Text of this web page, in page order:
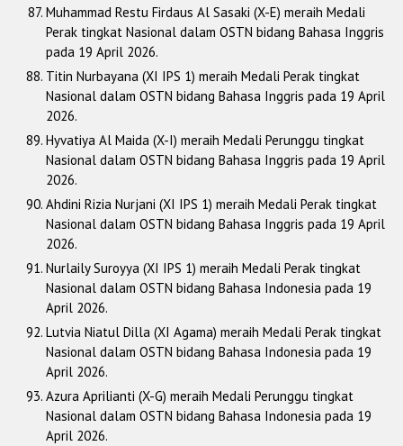
Muhammad Restu Firdaus Al Sasaki (X-E) meraih Medali
Perak tingkat Nasional dalam OSTN bidang Bahasa Inggris
pada 19 April 2026.
Titin Nurbayana (XI IPS 1) meraih Medali Perak tingkat
Nasional dalam OSTN bidang Bahasa Inggris pada 19 April
2026.
Hyvatiya Al Maida (X-I) meraih Medali Perunggu tingkat
Nasional dalam OSTN bidang Bahasa Inggris pada 19 April
2026.
Ahdini Rizia Nurjani (XI IPS 1) meraih Medali Perak tingkat
Nasional dalam OSTN bidang Bahasa Inggris pada 19 April
2026.
Nurlaily Suroyya (XI IPS 1) meraih Medali Perak tingkat
Nasional dalam OSTN bidang Bahasa Indonesia pada 19
April 2026.
Lutvia Niatul Dilla (XI Agama) meraih Medali Perak tingkat
Nasional dalam OSTN bidang Bahasa Indonesia pada 19
April 2026.
Azura Aprilianti (X-G) meraih Medali Perunggu tingkat
Nasional dalam OSTN bidang Bahasa Indonesia pada 19
April 2026.